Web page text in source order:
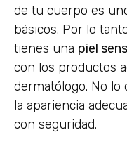
de tu cuerpo es
básicos. Por lo
tienes una piel
con los productos
dermatólogo. No lo
la apariencia
con seguridad.